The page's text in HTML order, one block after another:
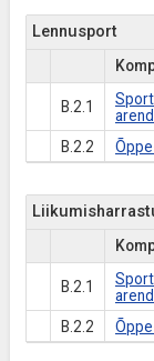
Lennusport
B.2.1
B.2.2
B.2.1
B.2.2